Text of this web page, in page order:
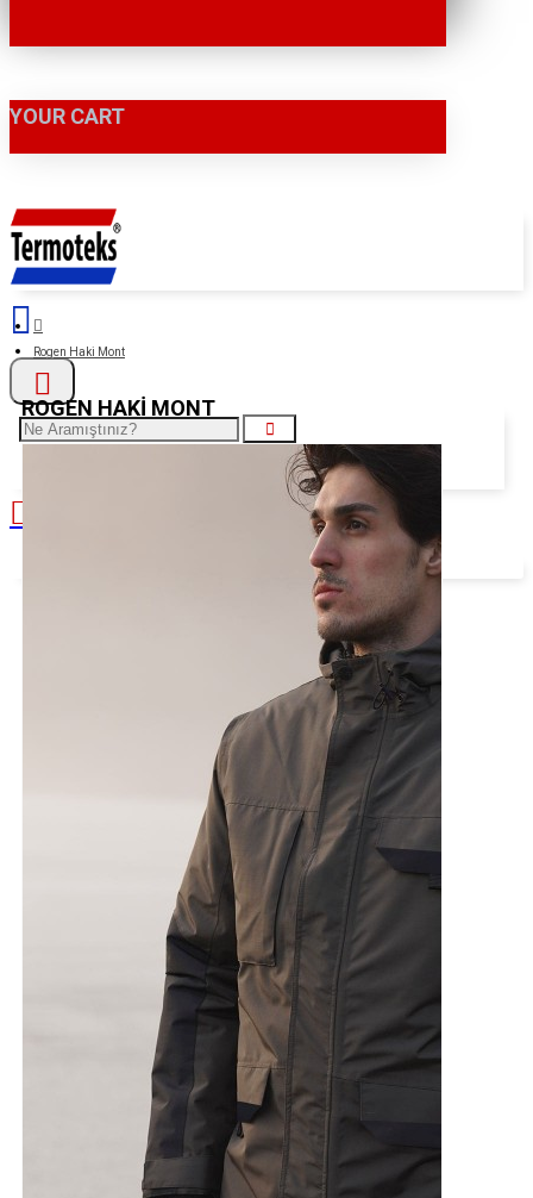
YOUR CART
Rogen Haki Mont
ROGEN HAKI MONT